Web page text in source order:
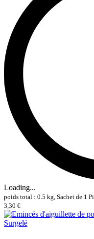
Loading...
poids total : 0.5 kg, Sachet de 1
3,30 €